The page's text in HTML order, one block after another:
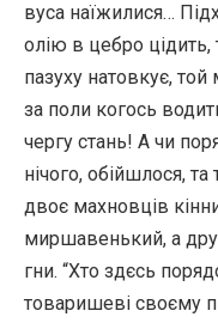
вуса наїжилися…
олію в цебро
пазуху натовкує, той
за поли когось
чергу стань! А чи
нічого, обійшлося,
двоє махновців
миршавенький, а
гни. “Хто здєсь
товаришеві своєму